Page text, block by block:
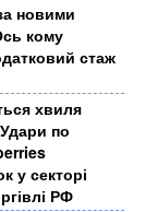
новими
кому
стаж
хвиля
по
у секторі
РФ